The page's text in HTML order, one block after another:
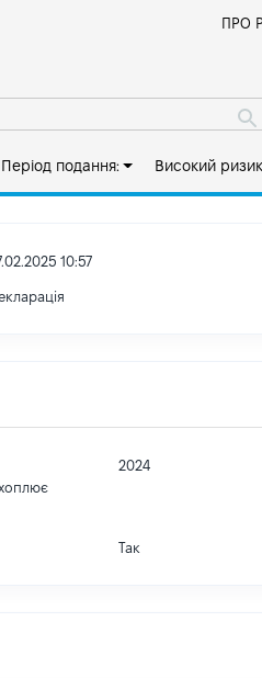
ПРО
Період подання: Високий
10:57
2024
Так